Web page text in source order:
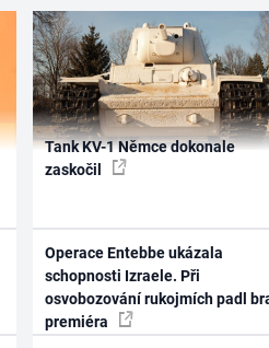
Tank KV-1 Němce dokonale
zaskočil
Operace Entebbe ukázala
schopnosti Izraele. Při
osvobozování rukojmích padl
premiéra